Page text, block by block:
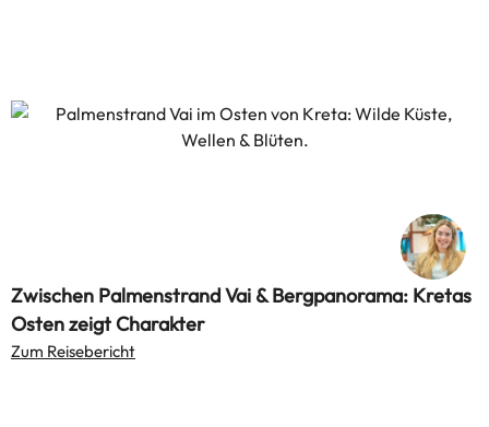
Zwischen Palmenstrand Vai & Bergpanorama: Kretas
Osten zeigt Charakter
Zum Reisebericht